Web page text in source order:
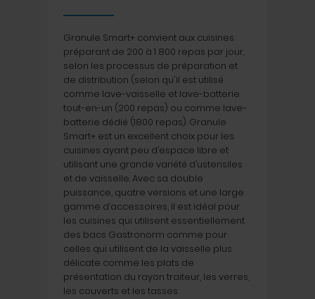
Granule Smart+ convient aux cuisines
préparant de 200 à 1 800 repas par jour,
selon les processus de préparation et
de distribution (selon qu'il est utilisé
comme lave-vaisselle et lave-batterie
tout-en-un (200 repas) ou comme lave-
batterie dédié (1800 repas). Granule
Smart+ est un excellent choix pour les
cuisines ayant peu d’espace libre et
utilisant une grande variété d’ustensiles
et de vaisselle. Avec sa double
puissance, quatre versions et une large
gamme d’accessoires, il est idéal pour
les cuisines qui utilisent essentiellement
des bacs Gastronorm comme pour
celles qui utilisent de la vaisselle plus
délicate comme les plats de
présentation du rayon traiteur, les verres,
les couverts et les tasses.